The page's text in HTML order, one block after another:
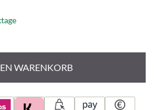
WARENKORB